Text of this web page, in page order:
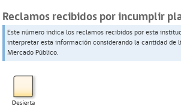
Reclamos recibidos por incumplir
Este número indica los reclamos recibidos por esta
interpretar esta información considerando la cantidad
Mercado Público.